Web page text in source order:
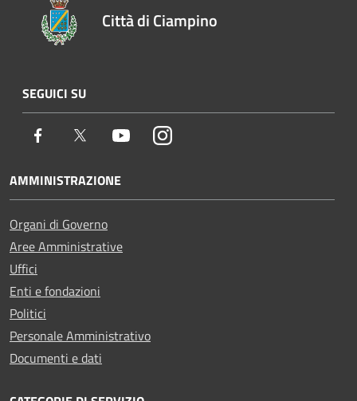
Città di Ciampino
SEGUICI SU
Facebook Twitter YoutubeInstagram
AMMINISTRAZIONE
Organi di Governo
Aree Amministrative
Uffici
Enti e fondazioni
Politici
Personale Amministrativo
Documenti e dati